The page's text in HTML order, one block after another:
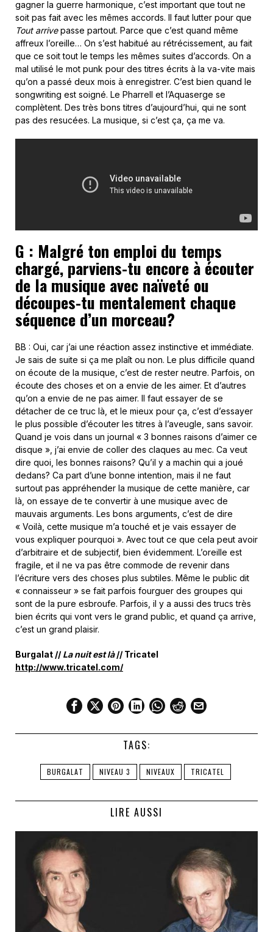
gagner la guerre harmonique, c’est important que tout ne
soit pas fait avec les mêmes accords. Il faut lutter pour que
Tout arrivepasse partout. Parce que c’est quand même
affreux l’oreille… On s’est habitué au rétrécissement, au fait
que ce soit tout le temps les mêmes suites d’accords. On a
mal utilisé le mot punk pour des titres écrits à la va-vite mais
qu’on a passé deux mois à enregistrer. C’est bien quand le
songwriting est soigné. Le Pharrell et l’Aquaserge se
complètent. Des très bons titres d’aujourd’hui, qui ne sont
pas des resucées. La musique, si c’est ça, ça me va.
G : Malgré ton emploi du temps
chargé, parviens-tu encore à écouter
de la musique avec naïveté ou
découpes-tu mentalement chaque
séquence d’un morceau?
BB : Oui, car j’ai une réaction assez instinctive et immédiate.
Je sais de suite si ça me plaît ou non. Le plus difficile quand
on écoute de la musique, c’est de rester neutre. Parfois, on
écoute des choses et on a envie de les aimer. Et d’autres
qu’on a envie de ne pas aimer. Il faut essayer de se
détacher de ce truc là, et le mieux pour ça, c’est d’essayer
le plus possible d’écouter les titres à l’aveugle, sans savoir.
Quand je vois dans un journal « 3 bonnes raisons d’aimer ce
disque », j’ai envie de coller des claques au mec. Ca veut
dire quoi, les bonnes raisons? Qu’il y a machin qui a joué
dedans? Ca part d’une bonne intention, mais il ne faut
surtout pas appréhender la musique de cette manière, car
là, on essaye de te convertir à une musique avec de
mauvais arguments. Les bons arguments, c’est de dire
« Voilà, cette musique m’a touché et je vais essayer de
vous expliquer pourquoi ». Avec tout ce que cela peut avoir
d’arbitraire et de subjectif, bien évidemment. L’oreille est
fragile, et il ne va pas être commode de revenir dans
l’écriture vers des choses plus subtiles. Même le public dit
« connaisseur » se fait parfois fourguer des groupes qui
sont de la pure esbroufe. Parfois, il y a aussi des trucs très
bien écrits qui vont vers le grand public, et quand ça arrive,
c’est un grand plaisir.
Burgalat // La nuit est là// Tricatel
http://www.tricatel.com/
TAGS:
BURGALAT NIVEAU 3 NIVEAUX TRICATEL
LIRE AUSSI